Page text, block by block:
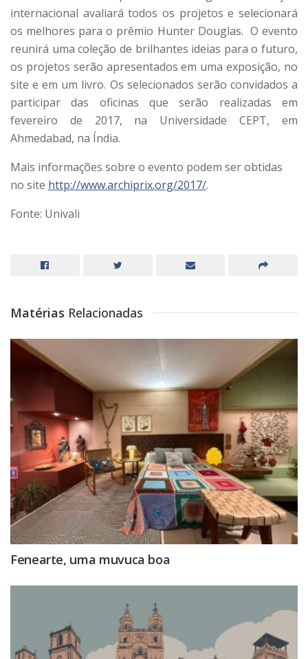
internacional avaliará todos os projetos e selecionará
os melhores para o prêmio Hunter Douglas. O evento
reunirá uma coleção de brilhantes ideias para o futuro,
os projetos serão apresentados em uma exposição, no
site e em um livro. Os selecionados serão convidados a
participar das oficinas que serão realizadas em
fevereiro de 2017, na Universidade CEPT, em
Ahmedabad, na Índia.
Mais informações sobre o evento podem ser obtidas
no site http://www.archiprix.org/2017/.
Fonte: Univali
Matérias Relacionadas
Fenearte, uma muvuca boa